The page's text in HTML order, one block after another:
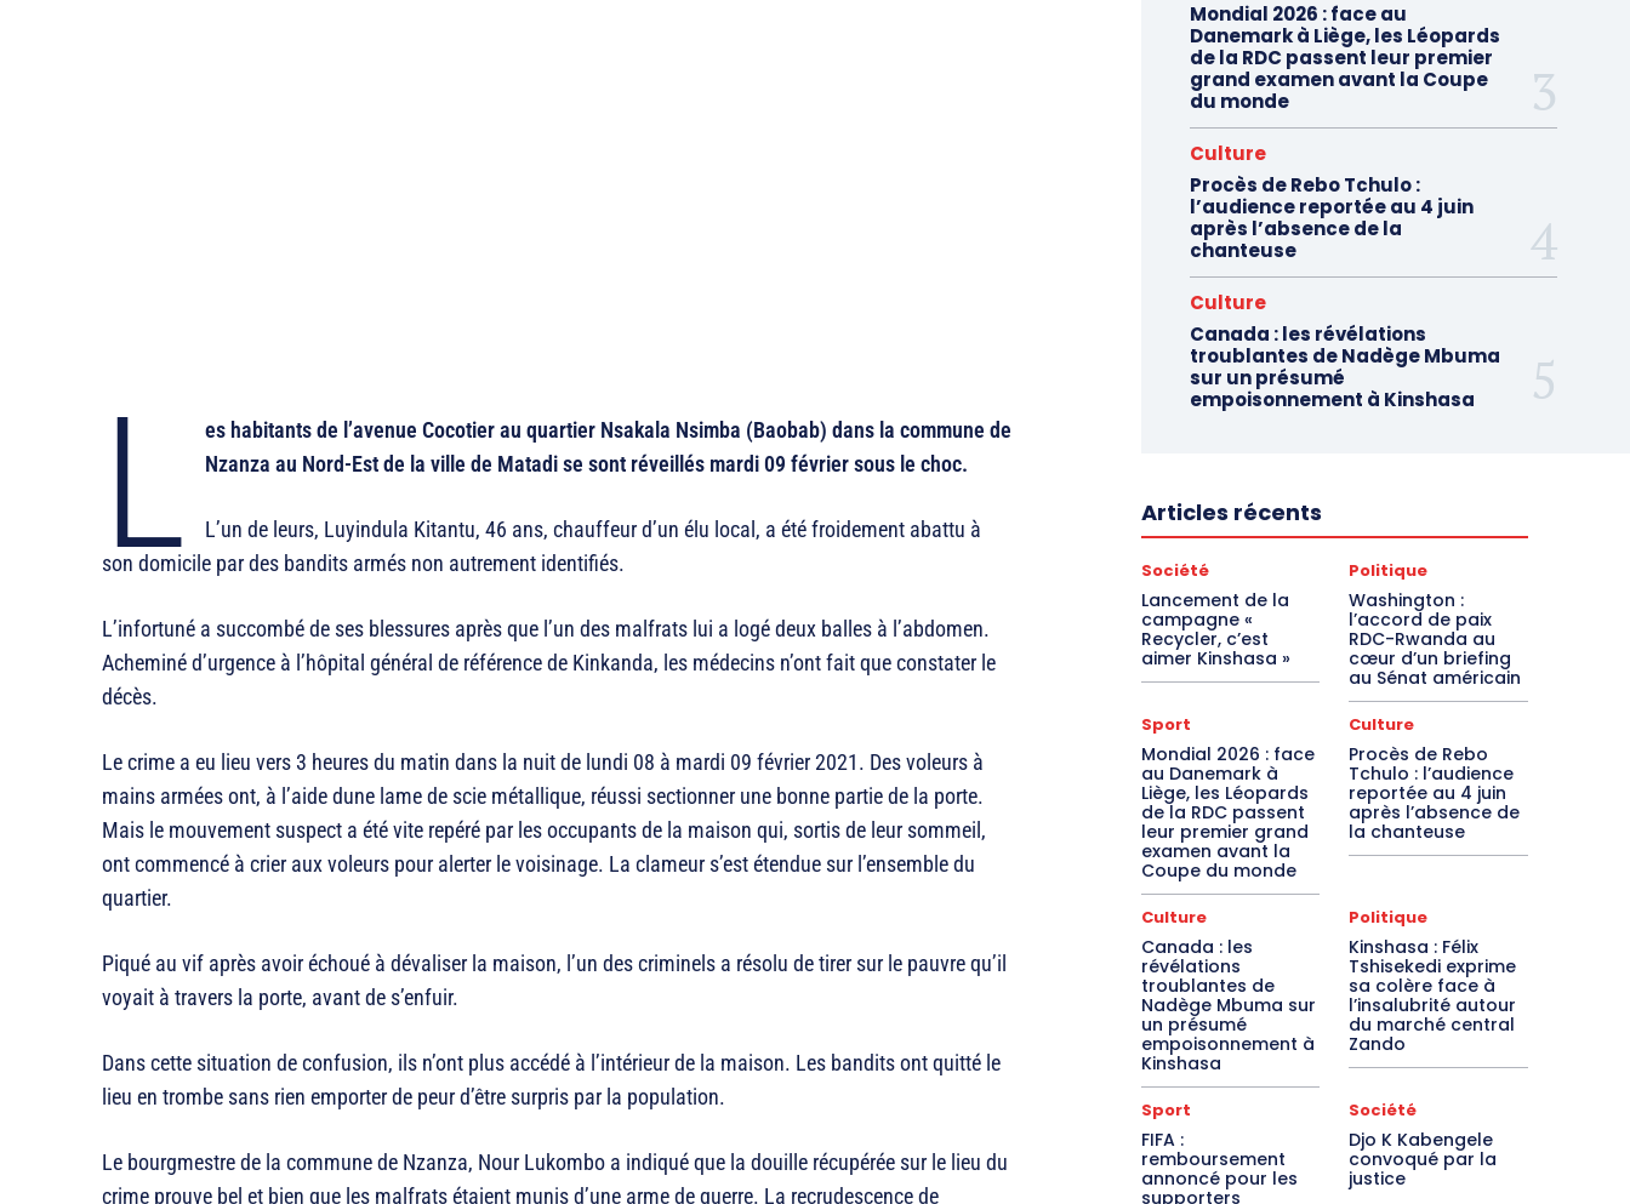
L
es habitants de l’avenue Cocotier au quartier Nsakala Nsimba (Baobab) dans la commune de
Nzanza au Nord-Est de la ville de Matadi se sont réveillés mardi 09 février sous le choc.
L’un de leurs, Luyindula Kitantu, 46 ans, chauffeur d’un élu local, a été froidement abattu à
son domicile par des bandits armés non autrement identifiés.
L’infortuné a succombé de ses blessures après que l’un des malfrats lui a logé deux balles à l’abdomen.
Acheminé d’urgence à l’hôpital général de référence de Kinkanda, les médecins n’ont fait que constater le
décès.
Le crime a eu lieu vers 3 heures du matin dans la nuit de lundi 08 à mardi 09 février 2021. Des voleurs à
mains armées ont, à l’aide dune lame de scie métallique, réussi sectionner une bonne partie de la porte.
Mais le mouvement suspect a été vite repéré par les occupants de la maison qui, sortis de leur sommeil,
ont commencé à crier aux voleurs pour alerter le voisinage. La clameur s’est étendue sur l’ensemble du
quartier.
Piqué au vif après avoir échoué à dévaliser la maison, l’un des criminels a résolu de tirer sur le pauvre qu’il
voyait à travers la porte, avant de s’enfuir.
Dans cette situation de confusion, ils n’ont plus accédé à l’intérieur de la maison. Les bandits ont quitté le
lieu en trombe sans rien emporter de peur d’être surpris par la population.
Le bourgmestre de la commune de Nzanza, Nour Lukombo a indiqué que la douille récupérée sur le lieu du
crime prouve bel et bien que les malfrats étaient munis d’une arme de guerre. La recrudescence de
Mondial 2026 : face au
Danemark à Liège, les Léopards
de la RDC passent leur premier
grand examen avant la Coupe
du monde
Culture
Procès de Rebo Tchulo :
l’audience reportée au 4 juin
après l’absence de la
chanteuse
Culture
Canada : les révélations
troublantes de Nadège Mbuma
sur un présumé
empoisonnement à Kinshasa
Articles récents
Société
Lancement de la
campagne «
Recycler, c’est
aimer Kinshasa »
Politique
Washington :
l’accord de paix
RDC-Rwanda au
cœur d’un briefing
au Sénat américain
Sport
Mondial 2026 : face
au Danemark à
Liège, les Léopards
de la RDC passent
leur premier grand
examen avant la
Coupe du monde
Culture
Procès de Rebo
Tchulo : l’audience
reportée au 4 juin
après l’absence de
la chanteuse
Culture
Canada : les
révélations
troublantes de
Nadège Mbuma sur
un présumé
empoisonnement à
Kinshasa
Politique
Kinshasa : Félix
Tshisekedi exprime
sa colère face à
l’insalubrité autour
du marché central
Zando
Sport
FIFA :
remboursement
annoncé pour les
supporters
Société
Djo K Kabengele
convoqué par la
justice